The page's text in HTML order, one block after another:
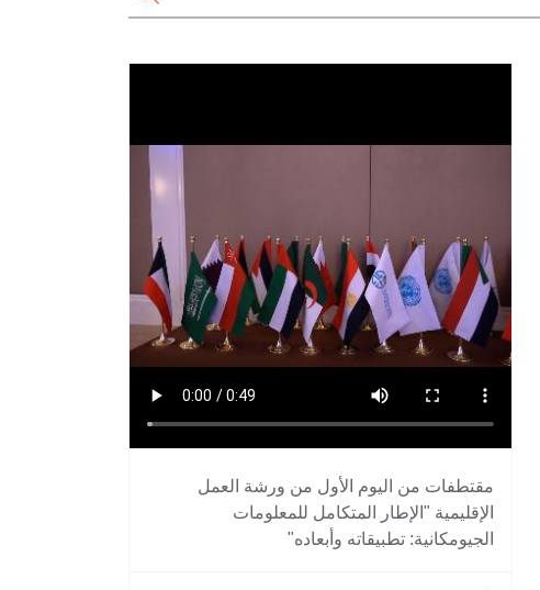
مقتطفات من اليوم الأول من ورشة العمل
الإقليمية "الإطار المتكامل للمعلومات
الجيومكانية: تطبيقاته وأبعاده"